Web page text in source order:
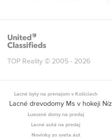
TOP Reality © 2005 - 2026
Lacné byty na prenajom v Košiciach
Lacné drevodomy Ms v hokeji
Luxusné domy na predaj
Lacné autá na predaj
Novinky zo sveta áut